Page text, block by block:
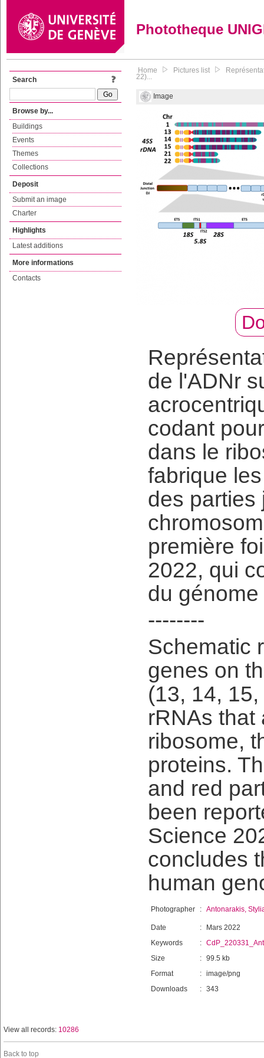
Phototheque
Search
Browse by...
Buildings
Events
Themes
Collections
Deposit
Submit an image
Charter
Highlights
Latest additions
More informations
Contacts
Home Pictures list
22)...
Image
de l'ADNr
codant
dans le
fabrique
des parties
première
2022, qui
du
--------
Schematic
genes on
(13, 14,
rRNAs that
ribosome,
proteins.
and red
been
Science
concludes
human
Photographer : Antonarakis,
Date :
Mars 2022
Keywords
:
Size
: 99.5 kb
Format
: image/png
Downloads
: 343
View all records: 10286
Back to top